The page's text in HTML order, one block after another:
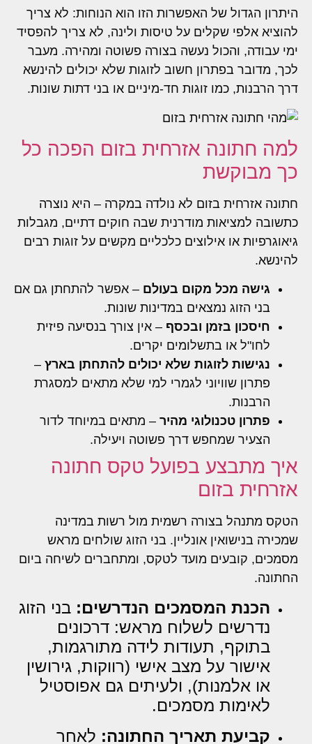
היתרון הגדול של האפשרות הזו הוא הנוחות: לא צריך
להוציא אלפי שקלים על טיסות ולינה, לא צריך להפסיד
ימי עבודה, והכול נעשה בצורה פשוטה ומהירה. מעבר
לכך, מדובר בפתרון חשוב לזוגות שלא יכולים להינשא
דרך הרבנות, כמו זוגות חד-מיניים או בני דתות שונות.
למה חתונה אזרחית בזום הפכה כל
כך מבוקשת
חתונה אזרחית בזום לא נולדה במקרה – היא נוצרה
כתשובה למציאות מודרנית שבה חוקים דתיים, מגבלות
גיאוגרפיות או אילוצים כלכליים מקשים על זוגות רבים
להינשא.
גישה מכל מקום בעולם – אפשר להתחתן גם אם
בני הזוג נמצאים במדינות שונות.
חיסכון בזמן ובכסף – אין צורך בנסיעה פיזית
לחו"ל או בתשלומים יקרים.
נגישות לזוגות שלא יכולים להתחתן בארץ –
פתרון שוויוני לגמרי למי שלא מתאים למסגרת
הרבנות.
פתרון טכנולוגי מהיר – מתאים במיוחד לדור
הצעיר שמחפש דרך פשוטה ויעילה.
איך מתבצע בפועל טקס חתונה
אזרחית בזום
הטקס מתנהל בצורה רשמית מול רשות במדינה
שמכירה בנישואין אונליין. בני הזוג שולחים מראש
מסמכים, קובעים מועד לטקס, ומתחברים לשיחה ביום
החתונה.
הכנת המסמכים הנדרשים: בני הזוג
נדרשים לשלוח מראש: דרכונים
בתוקף, תעודות לידה מתורגמות,
אישור על מצב אישי (רווקות, גירושין
או אלמנות), ולעיתים גם אפוסטיל
לאימות מסמכים.
קביעת תאריך החתונה: לאחר